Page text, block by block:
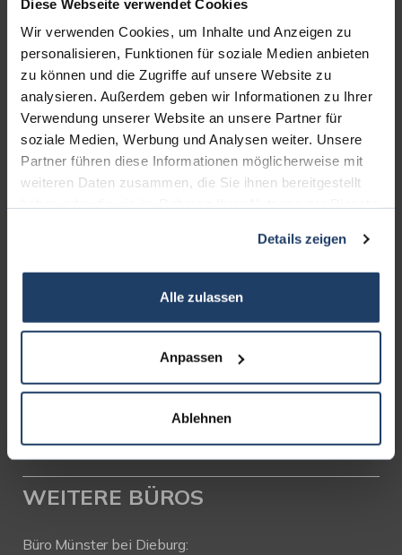
Diese Webseite verwendet Cookies
Wir verwenden Cookies, um Inhalte und Anzeigen zu
personalisieren, Funktionen für soziale Medien anbieten
zu können und die Zugriffe auf unsere Website zu
analysieren. Außerdem geben wir Informationen zu Ihrer
Verwendung unserer Website an unsere Partner für
soziale Medien, Werbung und Analysen weiter. Unsere
Partner führen diese Informationen möglicherweise mit
weiteren Daten zusammen, die Sie ihnen bereitgestellt
Details zeigen
Alle zulassen
Anpassen
Ablehnen
KONTAKT
Sa. + So. nach Vereinbarung
Telefon: 06151-734 75 950
WEITERE BÜROS
Büro Münster bei Dieburg: